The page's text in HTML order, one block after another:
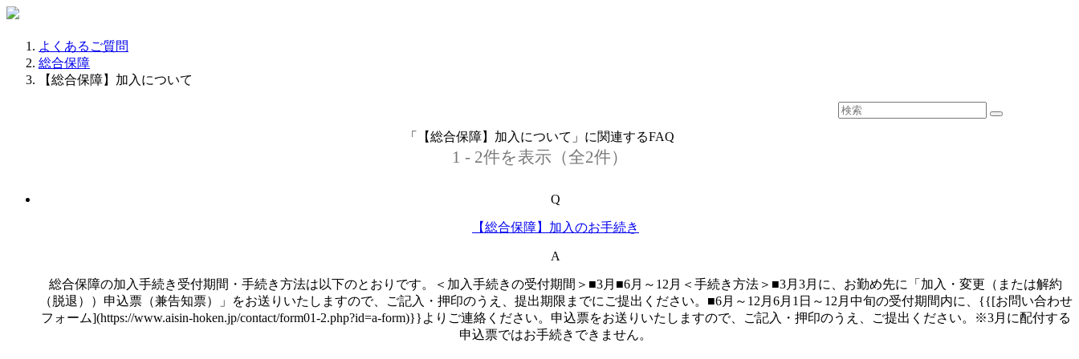
よくあるご質問
総合保障
【総合保障】加入について
「【総合保障】加入について」に関連するFAQ
1 - 2件を表示（全2件）
Q
【総合保障】加入のお手続き
A
総合保障の加入手続き受付期間・手続き方法は以下のとおりです。＜加入手続きの受付期間＞■3月■6月～12月＜手続き方法＞■3月3月に、お勤め先に「加入・変更（または解約
（脱退））申込票（兼告知票）」をお送りいたしますので、ご記入・押印のうえ、提出期限までにご提出ください。■6月～12月6月1日～12月中旬の受付期間内に、{{[お問い合わせ
フォーム](https://www.aisin-hoken.jp/contact/form01-2.php?id=a-form)}}よりご連絡ください。申込票をお送りいたしますので、ご記入・押印のうえ、ご提出ください。※3月に配付する
申込票ではお手続きできません。